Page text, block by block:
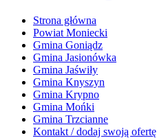
Strona główna
Powiat Moniecki
Gmina Goniądz
Gmina Jasionówka
Gmina Jaświły
Gmina Knyszyn
Gmina Krypno
Gmina Mońki
Gmina Trzcianne
Kontakt / dodaj swoją ofertę